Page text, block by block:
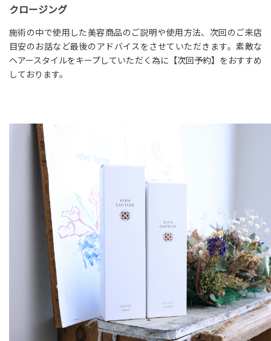
クロージング
施術の中で使用した美容商品のご説明や使用方法、次回のご来店
目安のお話など最後のアドバイスをさせていただきます。素敵な
ヘアースタイルをキープしていただく為に【次回予約】をおすすめ
しております。